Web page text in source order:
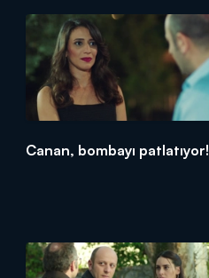
Canan, bombayı patlatıyor!